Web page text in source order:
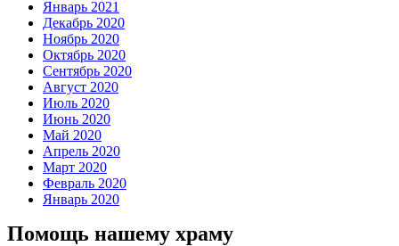
Январь 2021
Декабрь 2020
Ноябрь 2020
Октябрь 2020
Сентябрь 2020
Август 2020
Июль 2020
Июнь 2020
Май 2020
Апрель 2020
Март 2020
Февраль 2020
Январь 2020
Помощь нашему храму